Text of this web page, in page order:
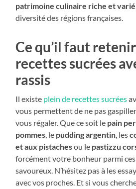
patrimoine culinaire riche et varié
diversité des régions françaises.
Ce qu’il faut
recettes sucrées
rassis
Il existe plein de recettes sucrées
vous permettent de ne pas
vous régaler. Que ce soit le pain
pommes, le pudding argentin, les
et aux pistachesou le pastizzu
forcément votre bonheur parmi
savoureux. N’hésitez pas à les
avec vos proches. Et si vous